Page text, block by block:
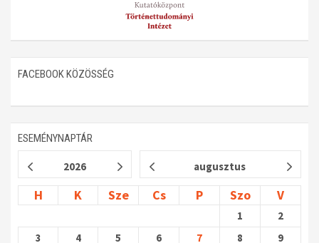
FACEBOOK KÖZÖSSÉG
ESEMÉNYNAPTÁR
2026 augusztus
H K Sze Cs P Szo V
1
2
3
4 5 6 7 8 9